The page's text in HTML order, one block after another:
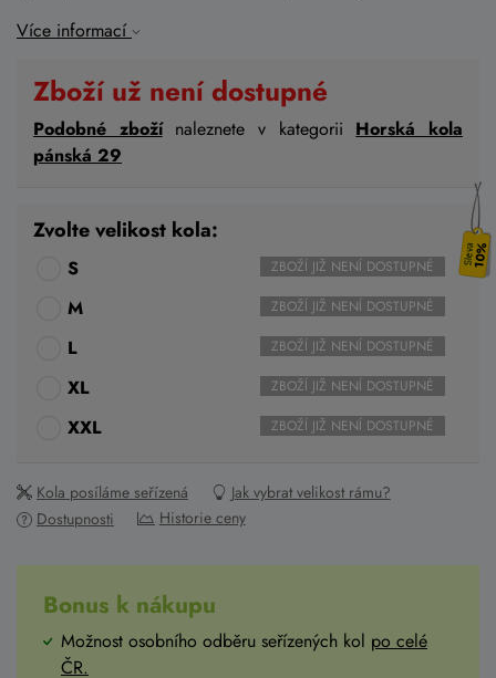
Více informací
Zboží už není dostupné
Podobné zbožínaleznete v kategorii Horská kola
pánská 29
10%
Zvolte velikost kola:
S ZBOŽÍ JIŽ NENÍ DOSTUPNÉ
M ZBOŽÍ JIŽ NENÍ DOSTUPNÉ
L ZBOŽÍ JIŽ NENÍ DOSTUPNÉ
XL ZBOŽÍ JIŽ NENÍ DOSTUPNÉ
XXL ZBOŽÍ JIŽ NENÍ DOSTUPNÉ
Kola posíláme seřízená
Jak vybrat velikost rámu?
Dostupnosti
Historie ceny
Bonus k nákupu
Možnost osobního odběru seřízených kol po celé
ČR.